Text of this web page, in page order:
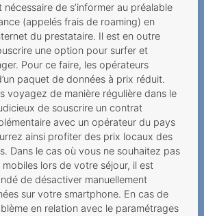
nécessaire de s’informer au préalable
(appelés frais de roaming) en
du prestataire. Il est en outre
une option pour surfer et
Pour ce faire, les opérateurs
paquet de données à prix réduit.
voyagez de manière régulière dans le
de souscrire un contrat
avec un opérateur du pays
ainsi profiter des prix locaux des
Dans le cas où vous ne souhaitez pas
mobiles lors de votre séjour, il est
de désactiver manuellement
sur votre smartphone. En cas de
en relation avec le paramétrages
Recouvrement de créance
Chargeback accordé par
l'opérateur
Frais d'abonnement au
réseau câblé
Frais de paiement au
guichet postal
Eclairage
Cas d'exemple